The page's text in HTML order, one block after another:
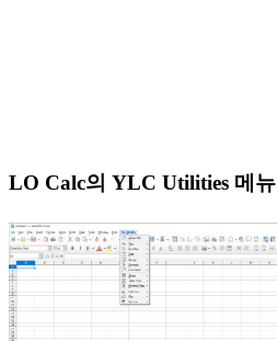
LO Calc의 YLC Utilities 메뉴